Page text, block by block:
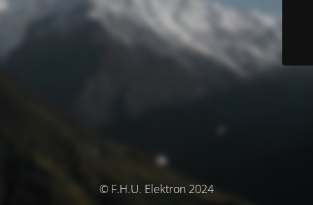
© F.H.U. Elektron 2024